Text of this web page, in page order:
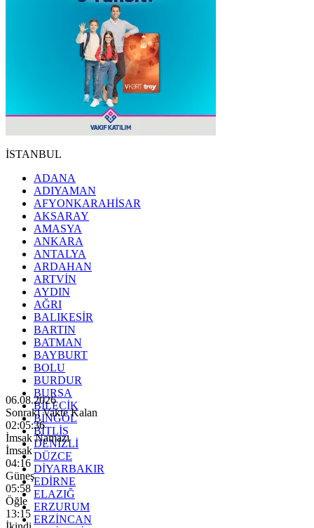
İSTANBUL
ADANA
ADIYAMAN
AFYONKARAHİSAR
AKSARAY
AMASYA
ANKARA
ANTALYA
ARDAHAN
ARTVİN
AYDIN
AĞRI
BALIKESİR
BARTIN
BATMAN
BAYBURT
BOLU
BURDUR
BURSA
BİLECİK
BİNGÖL
BİTLİS
DENİZLİ
DÜZCE
DİYARBAKIR
EDİRNE
ELAZIĞ
ERZURUM
ERZİNCAN
06.08.2026
Sonraki Vakte Kalan
02:05:34
İmsak Namazı
İmsak
04:16
Güneş
05:58
Öğle
13:15